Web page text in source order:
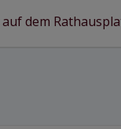
dem